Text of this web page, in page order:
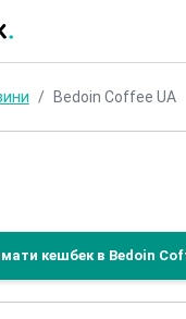
Bedoin Coffee UA
кешбек в Bedoin